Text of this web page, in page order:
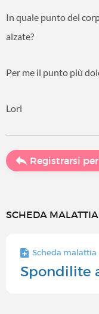
In quale punto del
alzate?
Per me il punto più
Lori
Registrarsi
SCHEDA MALATTIA
Scheda malattia
Spondilite